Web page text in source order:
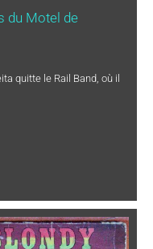
du Motel de
quitte le Rail Band, où il